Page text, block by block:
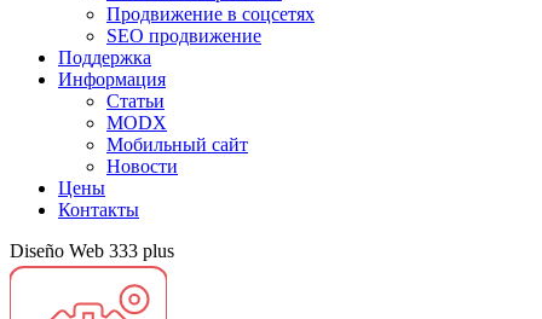
Продвижение в соцсетях
SEO продвижение
Поддержка
Информация
Статьи
MODX
Мобильный сайт
Новости
Цены
Контакты
Diseño Web 333 plus